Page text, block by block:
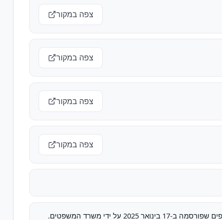
צפה במקור
צפה במקור
צפה במקור
צפה במקור
ידי משרד המשפטים.